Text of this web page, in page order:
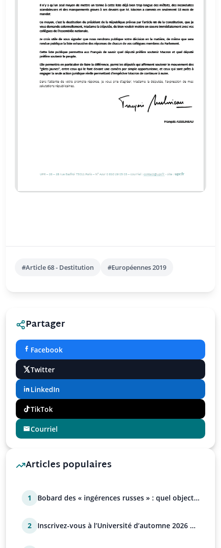
#Article 68 - Destitution #Européennes 2019
Partager
Facebook
Twitter
LinkedIn
TikTok
Courriel
Articles populaires
1
Bobard des « ingérences russes » : quel objectif
2
Inscrivez-vous à l’Université d’automne 2026 de